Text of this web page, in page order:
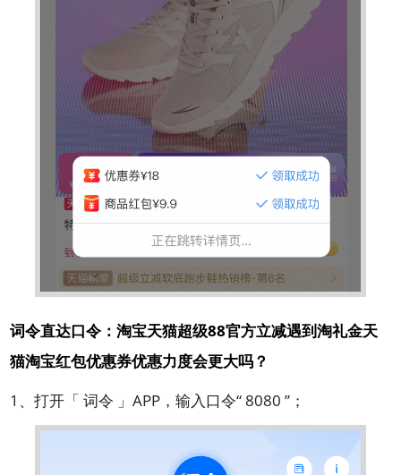
词令直达口令：淘宝天猫超级88官方立减遇到淘礼金天
猫淘宝红包优惠券优惠力度会更大吗？
1、打开「 词令 」APP，输入口令“ 8080 ”；